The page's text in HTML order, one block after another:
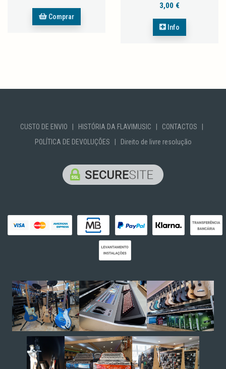
Comprar
3,00 €
Info
CUSTO DE ENVIO | HISTÓRIA DA FLAVIMUSIC | CONTACTOS |
POLÍTICA DE DEVOLUÇÕES | Direito de livre resolução